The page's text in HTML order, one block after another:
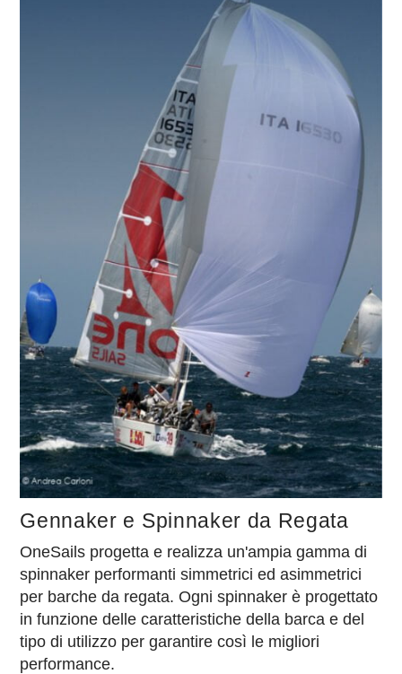
Gennaker e Spinnaker da Regata
OneSails progetta e realizza un'ampia gamma di
spinnaker performanti simmetrici ed asimmetrici
per barche da regata. Ogni spinnaker è progettato
in funzione delle caratteristiche della barca e del
tipo di utilizzo per garantire così le migliori
performance.